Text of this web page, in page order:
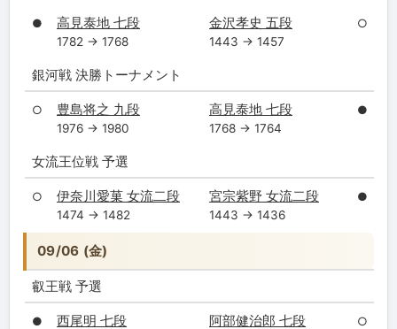
● 高見泰地 七段
1782 → 1768
金沢孝史 五段
1443 → 1457
○
銀河戦 決勝トーナメント
○ 豊島将之 九段
1976 → 1980
高見泰地 七段
1768 → 1764
●
女流王位戦 予選
○ 伊奈川愛菓 女流二段
1474 → 1482
宮宗紫野 女流二段
1443 → 1436
●
09/06 (金)
叡王戦 予選
● 西尾明 七段 阿部健治郎 七段 ○